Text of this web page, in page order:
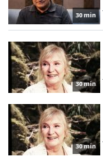
30 min
30 min
30 min